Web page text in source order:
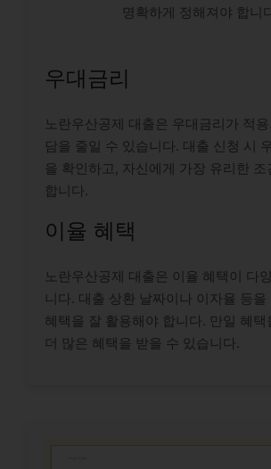
명확하게 정해져야 합니
우대금리
노란우산공제 대출은 우대금리가 적
담을 줄일 수 있습니다. 대출 신청 시
을 확인하고, 자신에게 가장 유리한 조
합니다.
이율 혜택
노란우산공제 대출은 이율 혜택이 다
니다. 대출 상환 날짜이나 이자율 등을
혜택을 잘 활용해야 합니다. 만일 혜택
더 많은 혜택을 받을 수 있습니다.